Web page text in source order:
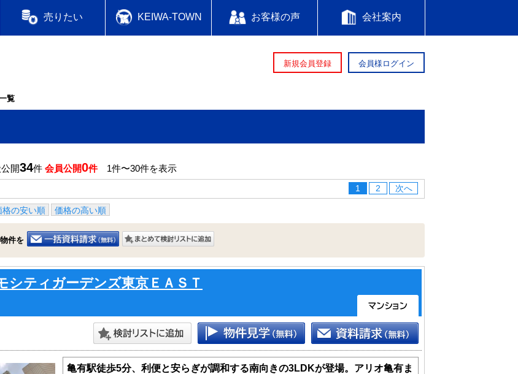
売りたい KEIWA-TOWN お客様の声 会社案内
新規会員登録 会員様ログイン
覧
開34件 会員公開0件1件〜30件を表示
1 2 次へ
格の安い順 価格の高い順
件を
シティガーデンズ東京ＥＡＳＴ
亀有駅徒歩5分、利便と安らぎが調和する南向きの3LDKが登場。アリオ亀有ま